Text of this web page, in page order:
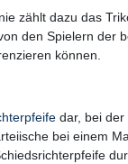
zählt dazu das
den Spielern
können.
dar, bei
bei einem